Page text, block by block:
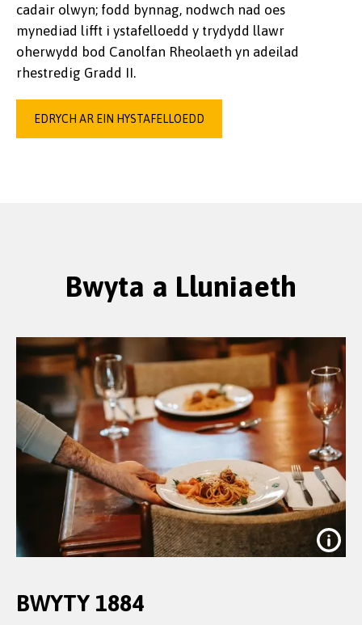
cadair olwyn; fodd bynnag, nodwch nad oes
mynediad lifft i ystafelloedd y trydydd llawr
oherwydd bod Canolfan Rheolaeth yn adeilad
rhestredig Gradd II.
EDRYCH AR EIN HYSTAFELLOEDD
Bwyta a Lluniaeth
BWYTY 1884